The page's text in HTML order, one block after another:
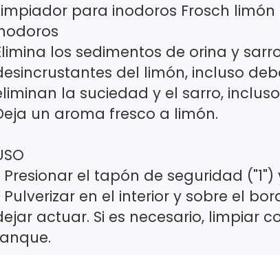
para inodoros Frosch
los sedimentos de orina y
del limón, incluso
la suciedad y el sarro,
un aroma fresco a limón.
Presionar el tapón de seguridad ("1")
Pulverizar en el interior y sobre el
actuar. Si es necesario, limpiar